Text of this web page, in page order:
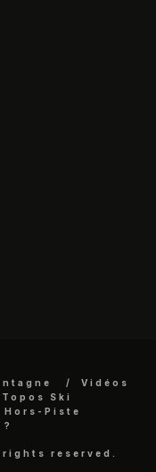
Vidéos
Topos Ski
Hors-Piste
reserved.